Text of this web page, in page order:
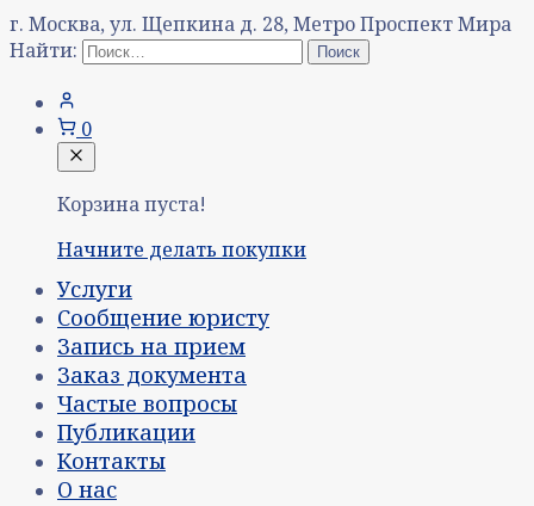
г. Москва, ул. Щепкина д. 28, Метро Проспект Мира
Найти:
0
Корзина пуста!
Начните делать покупки
Услуги
Сообщение юристу
Запись на прием
Заказ документа
Частые вопросы
Публикации
Контакты
О нас